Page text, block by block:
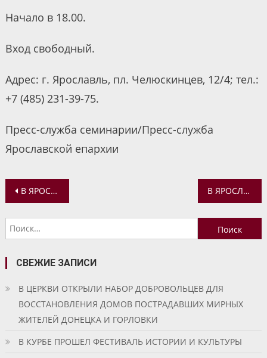
Начало в 18.00.
Вход свободный.
Адрес: г. Ярославль, пл. Челюскинцев, 12/4; тел.:
+7 (485) 231-39-75.
Пресс-служба семинарии/Пресс-служба
Ярославской епархии
Навигация
по
записям
В ЯРОСЛАВЛЕ ОТМЕТИЛИ ПРЕСТОЛЬНЫЙ ПРАЗДНИК ВОИНСКОГО ХРАМА ВЕЛИКОМУЧЕНИКА ГЕОРГИЯ ПОБЕДОНОСЦА В ЯРОСЛАВЛЕ ПРОЙДЕТ ПОКАЗ ФИЛЬМА «ВЕРНЫЕ» О ЛЮДЯХ, КОТОРЫЕ ПОШЛИ НА СМЕРТЬ С ЦАРСКОЙ СЕМЬЕЙ
Найти:
СВЕЖИЕ ЗАПИСИ
В ЦЕРКВИ ОТКРЫЛИ НАБОР ДОБРОВОЛЬЦЕВ ДЛЯ
ВОССТАНОВЛЕНИЯ ДОМОВ ПОСТРАДАВШИХ МИРНЫХ
ЖИТЕЛЕЙ ДОНЕЦКА И ГОРЛОВКИ
В КУРБЕ ПРОШЕЛ ФЕСТИВАЛЬ ИСТОРИИ И КУЛЬТУРЫ